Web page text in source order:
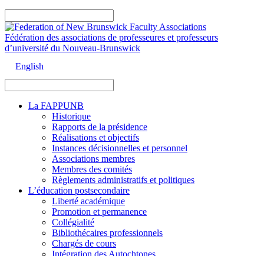
Fédération des associations de professeures et professeurs
d’université du Nouveau-Brunswick
English
La FAPPUNB
Historique
Rapports de la présidence
Réalisations et objectifs
Instances décisionnelles et personnel
Associations membres
Membres des comités
Règlements administratifs et politiques
L’éducation postsecondaire
Liberté académique
Promotion et permanence
Collégialité
Bibliothécaires professionnels
Chargés de cours